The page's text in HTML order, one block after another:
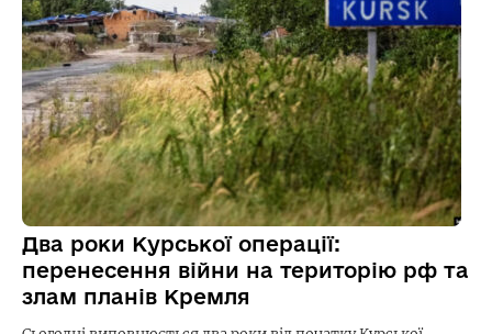
Два роки Курської операції:
перенесення війни на територію рф та
злам планів Кремля